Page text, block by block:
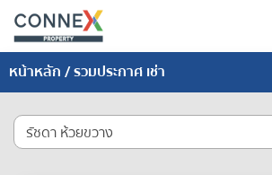
หน้าหลัก/ รวมประกาศ เช่า
รัชดา ห้วยขวาง